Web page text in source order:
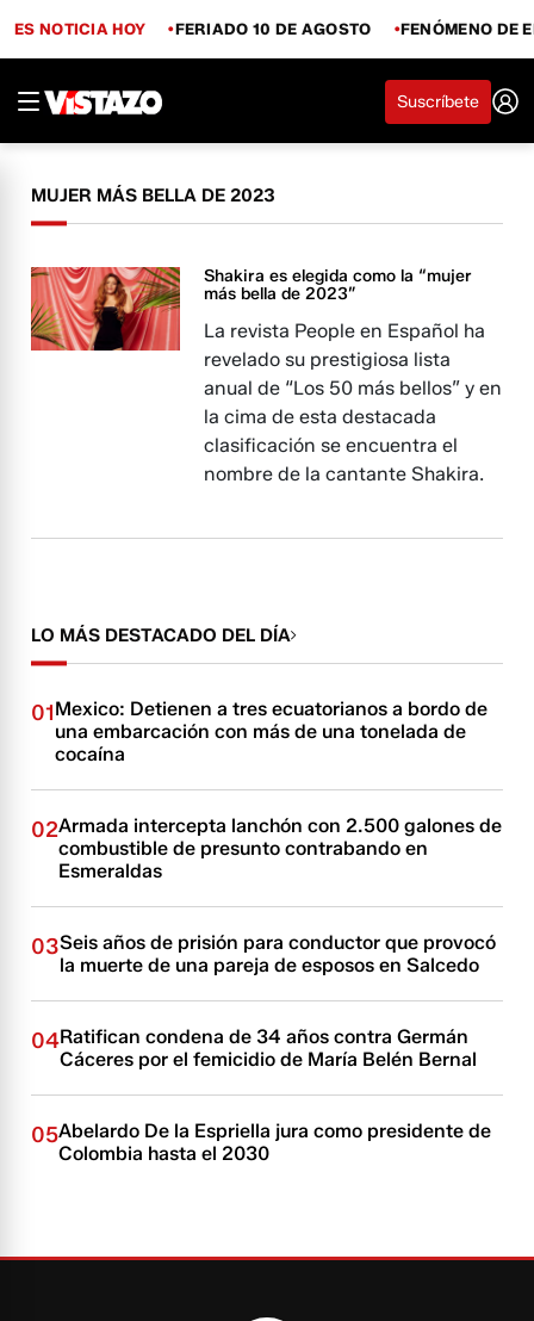
ES NOTICIA HOY FERIADO 10 DE AGOSTO FENÓMENO DE
Suscríbete
MUJER MÁS BELLA DE 2023
Shakira es elegida como la “mujer
más bella de 2023”
La revista People en Español ha
revelado su prestigiosa lista
anual de “Los 50 más bellos” y en
la cima de esta destacada
clasificación se encuentra el
nombre de la cantante Shakira.
LO MÁS DESTACADO DEL DÍA
01Mexico: Detienen a tres ecuatorianos a bordo de
una embarcación con más de una tonelada de
cocaína
02Armada intercepta lanchón con 2.500 galones de
combustible de presunto contrabando en
Esmeraldas
03Seis años de prisión para conductor que provocó
la muerte de una pareja de esposos en Salcedo
04Ratifican condena de 34 años contra Germán
Cáceres por el femicidio de María Belén Bernal
05Abelardo De la Espriella jura como presidente de
Colombia hasta el 2030